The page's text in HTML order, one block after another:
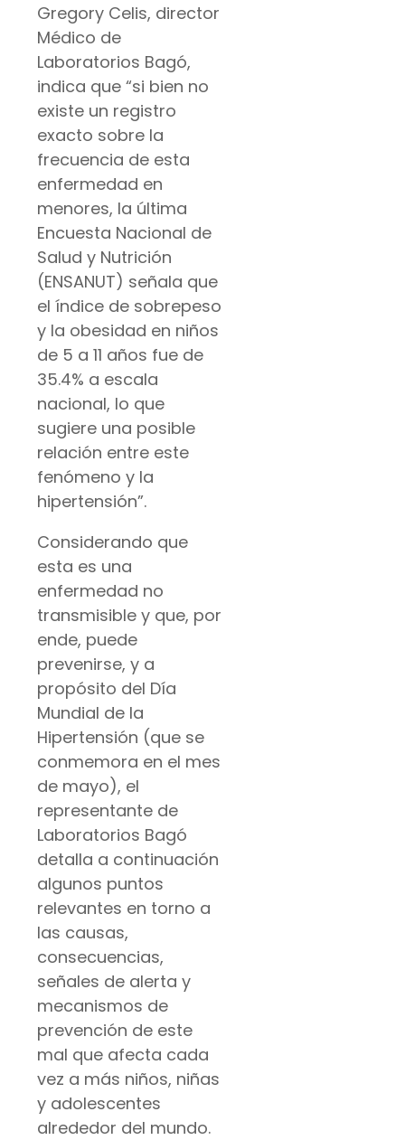
Gregory Celis, director
Médico de
Laboratorios Bagó,
indica que “si bien no
existe un registro
exacto sobre la
frecuencia de esta
enfermedad en
menores, la última
Encuesta Nacional de
Salud y Nutrición
(ENSANUT) señala que
el índice de sobrepeso
y la obesidad en niños
de 5 a 11 años fue de
35.4% a escala
nacional, lo que
sugiere una posible
relación entre este
fenómeno y la
hipertensión”.
Considerando que
esta es una
enfermedad no
transmisible y que, por
ende, puede
prevenirse, y a
propósito del Día
Mundial de la
Hipertensión (que se
conmemora en el mes
de mayo), el
representante de
Laboratorios Bagó
detalla a continuación
algunos puntos
relevantes en torno a
las causas,
consecuencias,
señales de alerta y
mecanismos de
prevención de este
mal que afecta cada
vez a más niños, niñas
y adolescentes
alrededor del mundo.